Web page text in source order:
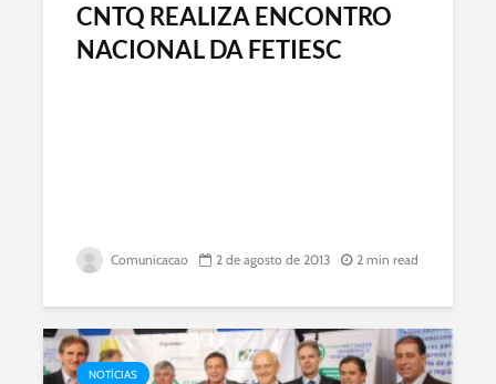
CNTQ REALIZA ENCONTRO
NACIONAL DA FETIESC
Comunicacao 2 de agosto de 2013 2 min read
NOTÍCIAS